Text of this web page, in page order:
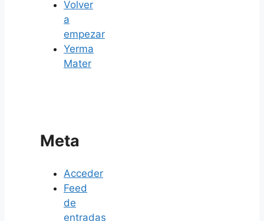
Volver
a
empezar
Yerma
Mater
Meta
Acceder
Feed
de
entradas